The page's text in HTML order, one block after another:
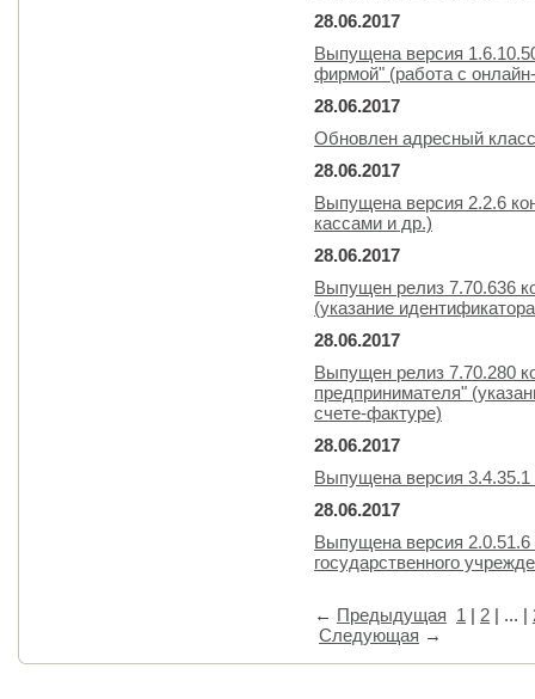
28.06.2017
Выпущена версия
фирмой" (работа с
28.06.2017
Обновлен адресный
28.06.2017
Выпущена версия 2.2.6
кассами и др.)
28.06.2017
Выпущен релиз 7.70.636
(указание
28.06.2017
Выпущен релиз 7.70.280
предпринимателя"
счете-фактуре)
28.06.2017
Выпущена версия
28.06.2017
Выпущена версия 2.0.51.6
государственного
← Предыдущая 1 | 2 | ... |
Следующая →